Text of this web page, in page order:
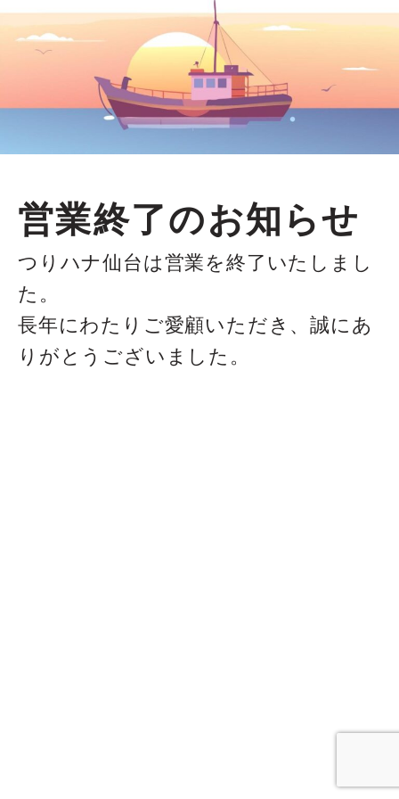
営業終了のお知らせ
つりハナ仙台は営業を終了いたしまし
た。
長年にわたりご愛顧いただき、誠にあ
りがとうございました。